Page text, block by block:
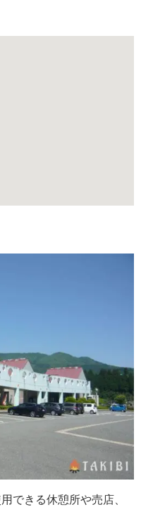
できる休憩所や売店、